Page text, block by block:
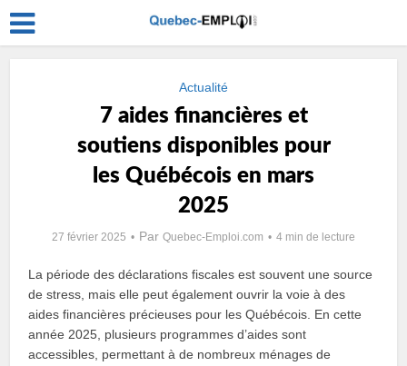
Actualité
7 aides financières et
soutiens disponibles pour
les Québécois en mars
2025
27 février 2025 Par Quebec-Emploi.com 4 min de lecture
La période des déclarations fiscales est souvent une source
de stress, mais elle peut également ouvrir la voie à des
aides financières précieuses pour les Québécois. En cette
année 2025, plusieurs programmes d’aides sont
accessibles, permettant à de nombreux ménages de